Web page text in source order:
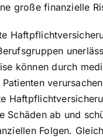
große finanzielle
können durch
Patienten
Schäden ab und
Folgen.